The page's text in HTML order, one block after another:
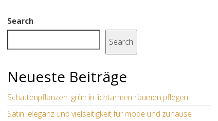
Search
Search
Neueste Beiträge
Schattenpflanzen: grün in lichtarmen räumen pflegen
Satin: eleganz und vielseitigkeit für mode und zuhause